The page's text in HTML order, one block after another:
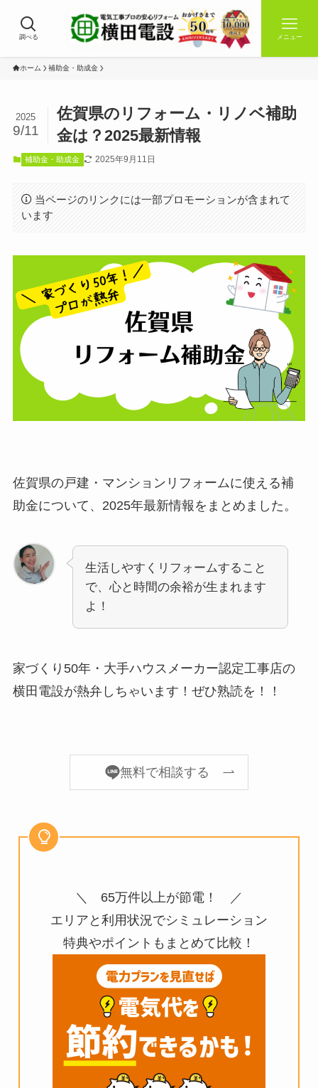
調べる メニュー
ホーム 補助金・助成金
佐賀県のリフォーム・リノベ補助
金は？2025最新情報
2025
9/11
補助金・助成金 2025年9月11日
当ページのリンクには一部プロモーションが含まれて
います
佐賀県の戸建・マンションリフォームに使える補
助金について、2025年最新情報をまとめました。
生活しやすくリフォームすること
で、心と時間の余裕が生まれます
よ！
家づくり50年・大手ハウスメーカー認定工事店の
横田電設が熱弁しちゃいます！ぜひ熟読を！！
無料で相談する
＼ 65万件以上が節電！ ／
エリアと利用状況でシミュレーション
特典やポイントもまとめて比較！